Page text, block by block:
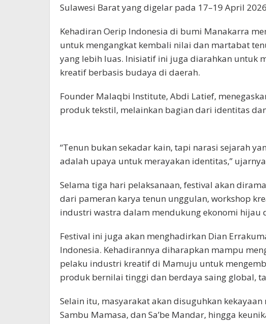
Sulawesi Barat yang digelar pada 17–19 April
Kehadiran Oerip Indonesia di bumi Manakarra
untuk mengangkat kembali nilai dan martabat
yang lebih luas. Inisiatif ini juga diarahkan untuk
kreatif berbasis budaya di daerah.
Founder Malaqbi Institute, Abdi Latief,
produk tekstil, melainkan bagian dari identitas
“Tenun bukan sekadar kain, tapi narasi sejarah
adalah upaya untuk merayakan identitas,”
Selama tiga hari pelaksanaan, festival akan
dari pameran karya tenun unggulan, workshop
industri wastra dalam mendukung ekonomi hijau
Festival ini juga akan menghadirkan Dian
Indonesia. Kehadirannya diharapkan mampu
pelaku industri kreatif di Mamuju untuk
produk bernilai tinggi dan berdaya saing global,
Selain itu, masyarakat akan disuguhkan
Sambu Mamasa, dan Sa’be Mandar, hingga